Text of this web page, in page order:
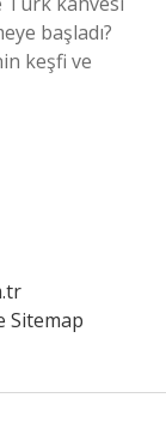
başladı?
keşfi ve
Sitemap